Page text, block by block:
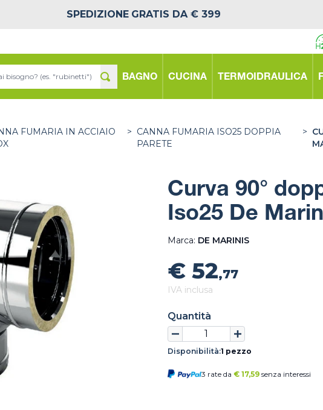
SPEDIZIONE GRATIS DA € 399
BAGNO CUCINA TERMOIDRAULICA
FUMARIA IN ACCIAIO
> CANNA FUMARIA ISO25 DOPPIA
PARETE
>
Curva 90°
Iso25 De
Marca: DE MARINIS
€ 52,77
IVA inclusa
Quantità
Disponibilità:1 pezzo
3 rate da € 17,59 senza interessi